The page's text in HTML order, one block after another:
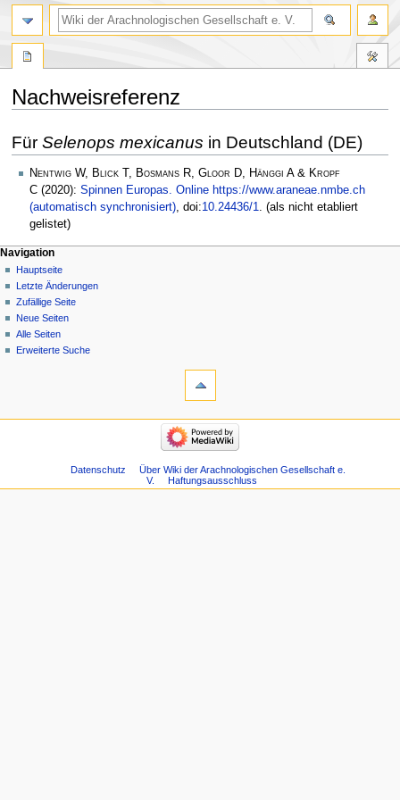
Nachweisreferenz
Navigation
springen
Suche
springen
Für Selenops mexicanus in Deutschland (DE)
Nentwig W, Blick T, Bosmans R, Gloor D, Hänggi A & Kropf
C (2020): Spinnen Europas. Online https://www.araneae.nmbe.ch
(automatisch synchronisiert), doi:10.24436/1. (als nicht etabliert
gelistet)
Navigation
Hauptseite
Letzte Änderungen
Zufällige Seite
Neue Seiten
Alle Seiten
Erweiterte Suche
Datenschutz
Über Wiki der Arachnologischen Gesellschaft e.
V.
Haftungsausschluss